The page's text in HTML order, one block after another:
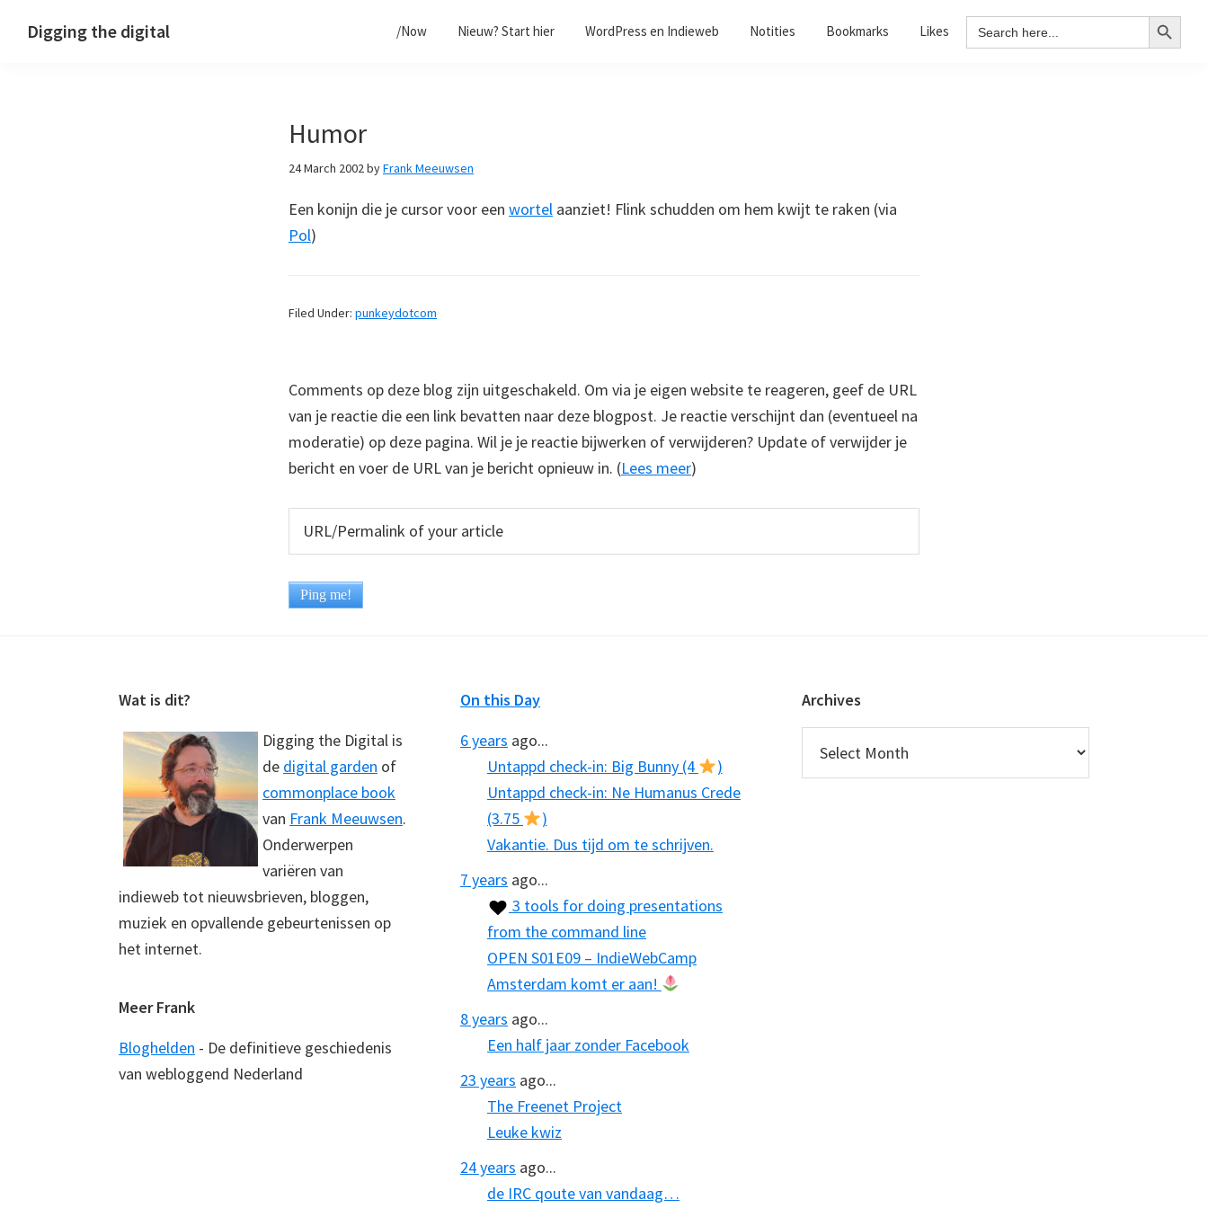
Digging the digital /Now Nieuw? Start hier WordPress en Indieweb Notities Bookmarks Likes Search
for:
Search Button
Humor
24 March 2002byFrank Meeuwsen
Een konijn die je cursor voor een wortel aanziet! Flink schudden om hem kwijt te raken (via
Pol)
Filed Under: punkeydotcom
Comments op deze blog zijn uitgeschakeld. Om via je eigen website te reageren, geef de URL
van je reactie die een link bevatten naar deze blogpost. Je reactie verschijnt dan (eventueel na
moderatie) op deze pagina. Wil je je reactie bijwerken of verwijderen? Update of verwijder je
bericht en voer de URL van je bericht opnieuw in. (Lees meer)
Wat is dit?
Digging the Digital is
de digital garden of
commonplace book
van Frank Meeuwsen.
Onderwerpen
variëren van
indieweb tot nieuwsbrieven, bloggen,
muziek en opvallende gebeurtenissen op
het internet.
Meer Frank
Bloghelden - De definitieve geschiedenis
van webloggend Nederland
On this Day
6 years ago...
Untappd check-in: Big Bunny (4
)
Untappd check-in: Ne Humanus Crede
(3.75
)
Vakantie. Dus tijd om te schrijven.
7 years ago...
3 tools for doing presentations
from the command line
OPEN S01E09 – IndieWebCamp
Amsterdam komt er aan!
8 years ago...
Een half jaar zonder Facebook
23 years ago...
The Freenet Project
Leuke kwiz
24 years ago...
de IRC qoute van vandaag…
Archives